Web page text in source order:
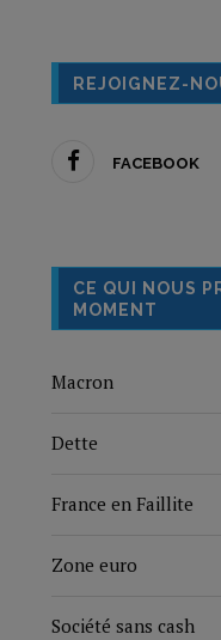
REJOIGNEZ-
FACEBOOK
CE QUI NOUS
MOMENT
Macron
Dette
France en Faillite
Zone euro
Société sans cash